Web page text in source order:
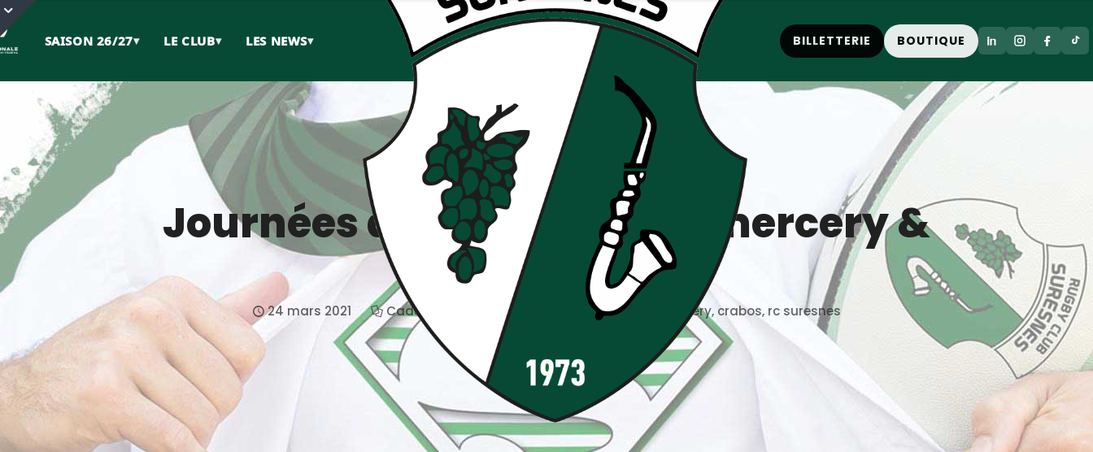
SAISON 26/27▾ LE CLUB▾ LES NEWS▾ BILLETTERIE BOUTIQUE
Journées de détection Alamercery &
Crabos
24 mars 2021 Cadets Saison 2020/2021 alamercery, crabos, rc suresnes